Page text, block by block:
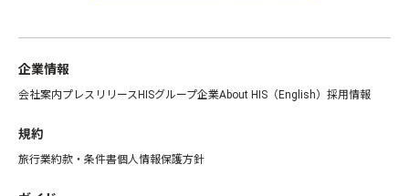
企業情報
会社案内プレスリリース HISグループ企業About HIS（English） 採用情報
規約
旅行業約款・条件書個人情報保護方針